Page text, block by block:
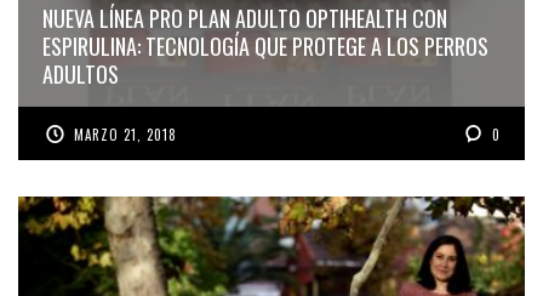
NUEVA LÍNEA PRO PLAN ADULTO OPTIHEALTH CON
ESPIRULINA: TECNOLOGÍA QUE PROTEGE A LOS PERROS
ADULTOS
MARZO 21, 2018 0